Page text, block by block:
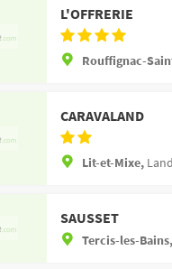
L'OFFRERIE
Rouffignac-
CARAVALAND
Lit-et-Mixe,
SAUSSET
Tercis-les-Bains,